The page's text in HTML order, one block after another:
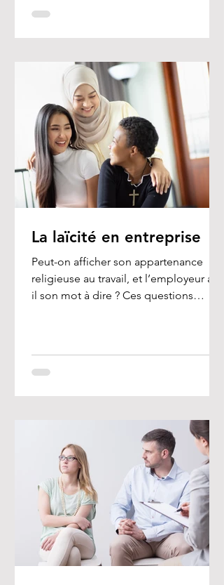
La laïcité en entreprise
Peut-on afficher son appartenance
religieuse au travail, et l’employeur a-t-
il son mot à dire ? Ces questions